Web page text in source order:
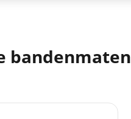
bandenmaten